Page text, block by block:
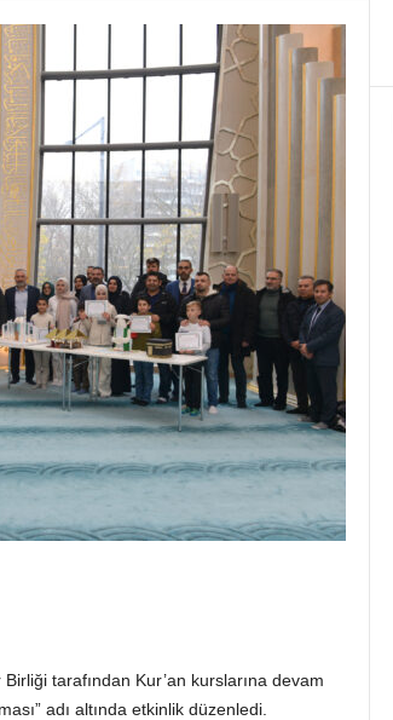
tarafından Kur’an kurslarına devam
adı altında etkinlik düzenledi.